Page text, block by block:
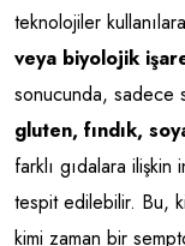
teknolojiler
veya biyolojik
sonucunda, sadece
gluten, fındık,
farklı gıdalara
tespit edilebilir. Bu,
kimi zaman bir